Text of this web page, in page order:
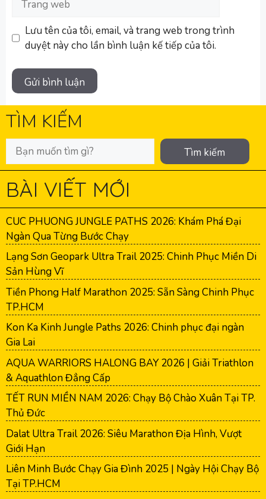
Lưu tên của tôi, email, và trang web trong trình
duyệt này cho lần bình luận kế tiếp của tôi.
TÌM KIẾM
Tìm kiếm
BÀI VIẾT MỚI
CUC PHUONG JUNGLE PATHS 2026: Khám Phá Đại
Ngàn Qua Từng Bước Chạy
Lạng Sơn Geopark Ultra Trail 2025: Chinh Phục Miền Di
Sản Hùng Vĩ
Tiền Phong Half Marathon 2025: Sẵn Sàng Chinh Phục
TP.HCM
Kon Ka Kinh Jungle Paths 2026: Chinh phục đại ngàn
Gia Lai
AQUA WARRIORS HALONG BAY 2026 | Giải Triathlon
& Aquathlon Đẳng Cấp
TẾT RUN MIỀN NAM 2026: Chạy Bộ Chào Xuân Tại TP.
Thủ Đức
Dalat Ultra Trail 2026: Siêu Marathon Địa Hình, Vượt
Giới Hạn
Liên Minh Bước Chạy Gia Đình 2025 | Ngày Hội Chạy Bộ
Tại TP.HCM